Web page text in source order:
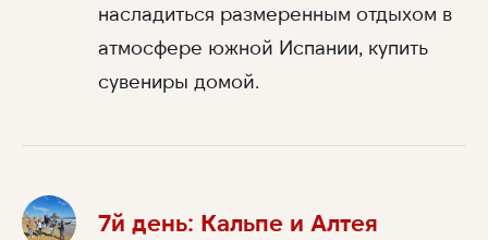
насладиться размеренным отдыхом в
атмосфере южной Испании, купить
сувениры домой.
7й день: Кальпе и Алтея